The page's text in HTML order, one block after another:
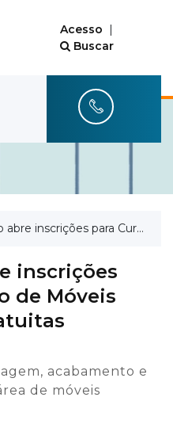
Acesso |
Buscar
Curso Básico de Móveis com 60 vagas gratuitas
inscrições
de Móveis
acabamento e
de móveis